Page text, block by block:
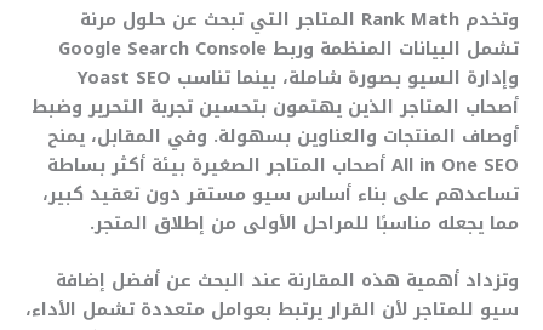
وتخدم Rank Math المتاجر التي تبحث عن حلول مرنة
تشمل البيانات المنظمة وربط Google Search Console
وإدارة السيو بصورة شاملة، بينما تناسب Yoast SEO
أصحاب المتاجر الذين يهتمون بتحسين تجربة التحرير وضبط
أوصاف المنتجات والعناوين بسهولة. وفي المقابل، يمنح
All in One SEO أصحاب المتاجر الصغيرة بيئة أكثر بساطة
تساعدهم على بناء أساس سيو مستقر دون تعقيد كبير،
مما يجعله مناسبًا للمراحل الأولى من إطلاق المتجر.
وتزداد أهمية هذه المقارنة عند البحث عن أفضل إضافة
سيو للمتاجر لأن القرار يرتبط بعوامل متعددة تشمل الأداء،